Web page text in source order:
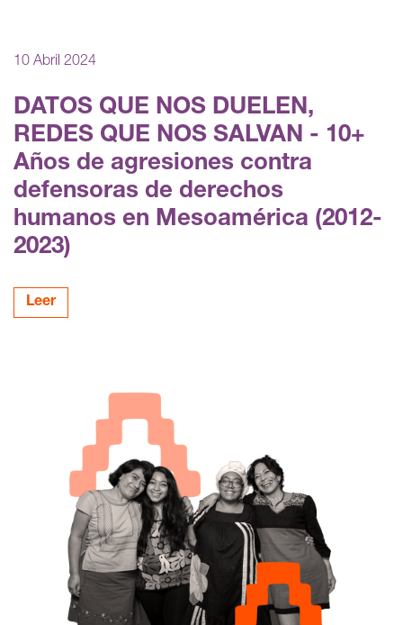
10 Abril 2024
DATOS QUE NOS DUELEN,
REDES QUE NOS SALVAN - 10+
Años de agresiones contra
defensoras de derechos
humanos en Mesoamérica (2012-
2023)
Leer